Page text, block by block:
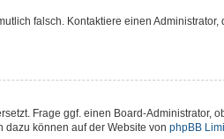
falsch. Kontaktiere einen
Frage ggf. einen Board-Administrator,
dazu können auf der Website von phpBB